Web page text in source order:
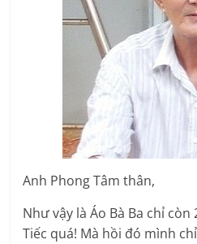
Anh Phong Tâm thân,
Như vậy là Áo Bà Ba chỉ
Tiếc quá! Mà hồi đó mình